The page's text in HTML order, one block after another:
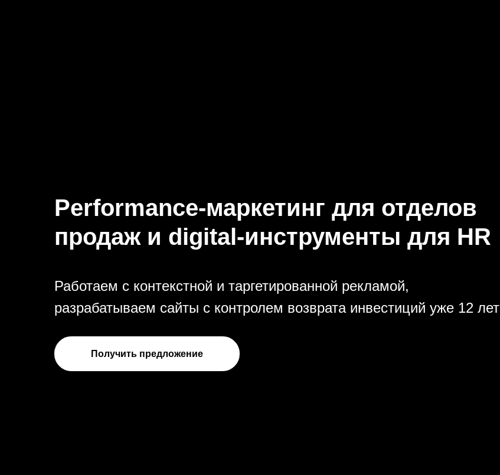
Performance-маркетинг для отделов
продаж и digital-инструменты для HR
Работаем с контекстной и таргетированной рекламой,
разрабатываем сайты с контролем возврата инвестиций уже 12 лет
Получить предложение